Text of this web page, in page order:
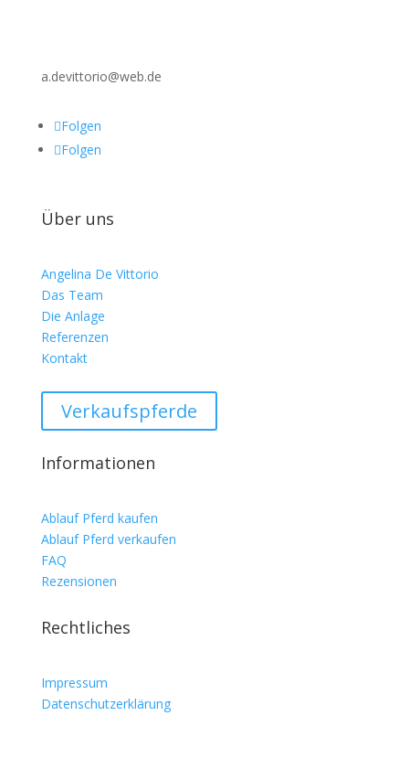
a.devittorio@web.de
Folgen
Folgen
Über uns
Angelina De Vittorio
Das Team
Die Anlage
Referenzen
Kontakt
Verkaufspferde
Informationen
Ablauf Pferd kaufen
Ablauf Pferd verkaufen
FAQ
Rezensionen
Rechtliches
Impressum
Datenschutzerklärung